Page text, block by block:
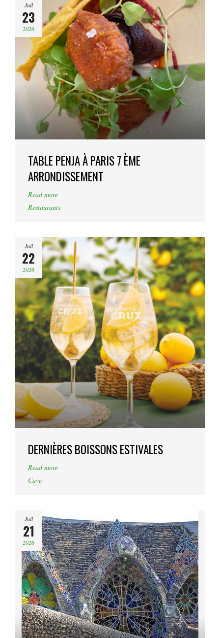
Juil
23
2026
TABLE PENJA À PARIS 7 ÈME
ARRONDISSEMENT
Read more
Restaurants
Juil
22
2026
DERNIÈRES BOISSONS ESTIVALES
Read more
Cave
Juil
21
2026